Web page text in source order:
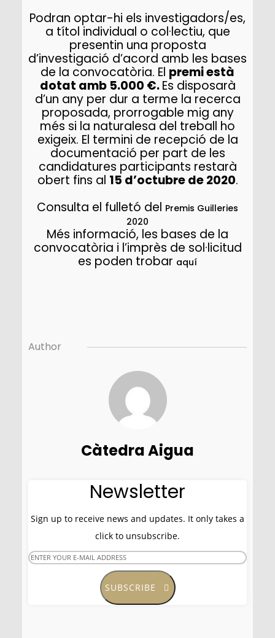
Podran optar-hi els investigadors/es,
a títol individual o col·lectiu, que
presentin una proposta
d’investigació d’acord amb les bases
de la convocatòria. El premi està
dotat amb 5.000 €.Es disposarà
d’un any per dur a terme la recerca
proposada, prorrogable mig any
més si la naturalesa del treball ho
exigeix. El termini de recepció de la
documentació per part de les
candidatures participants restarà
obert fins al 15 d’octubre de 2020.
Consulta el fulletó del Premis Guilleries
2020
Més informació, les bases de la
convocatòria i l’imprès de sol·licitud
es poden trobar aquí
Author
Càtedra Aigua
Newsletter
Sign up to receive news and updates. It only takes a
click to unsubscribe.
SUBSCRIBE